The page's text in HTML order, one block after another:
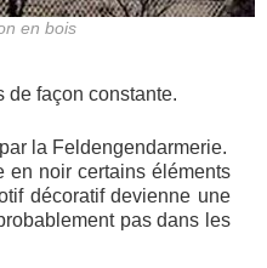
en bois
de façon constante.
la Feldengendarmerie.
en noir certains éléments
décoratif devienne une
pas dans les